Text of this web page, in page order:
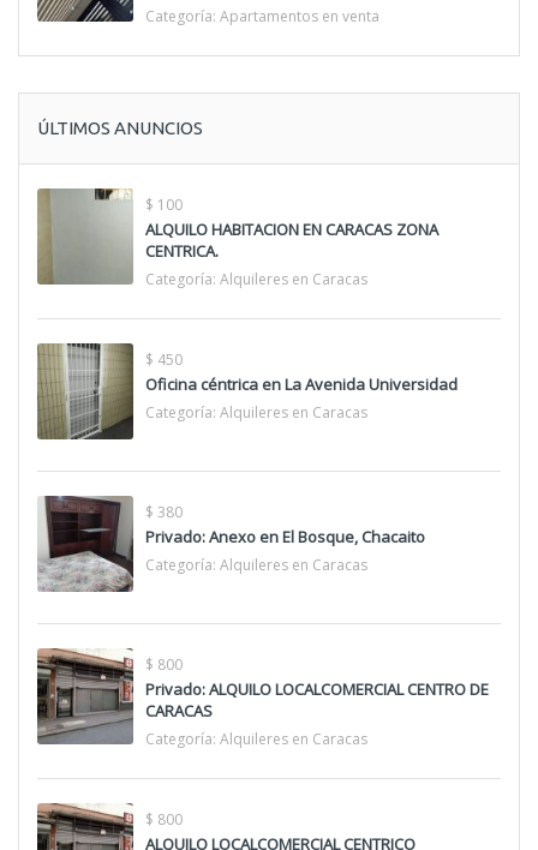
Categoría: Apartamentos en venta
ÚLTIMOS ANUNCIOS
$ 100
ALQUILO HABITACION EN CARACAS ZONA
CENTRICA.
Categoría: Alquileres en Caracas
$ 450
Oficina céntrica en La Avenida Universidad
Categoría: Alquileres en Caracas
$ 380
Privado: Anexo en El Bosque, Chacaito
Categoría: Alquileres en Caracas
$ 800
Privado: ALQUILO LOCALCOMERCIAL CENTRO DE
CARACAS
Categoría: Alquileres en Caracas
$ 800
ALQUILO LOCALCOMERCIAL CENTRICO